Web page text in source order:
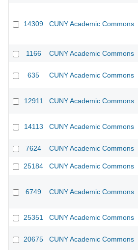
14309 CUNY Academic Commons
1166 CUNY Academic Commons
635 CUNY Academic Commons
12911 CUNY Academic Commons
14113 CUNY Academic Commons
7624 CUNY Academic Commons
25184 CUNY Academic Commons
6749 CUNY Academic Commons
25351 CUNY Academic Commons
20675 CUNY Academic Commons